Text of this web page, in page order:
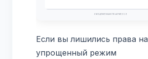
Если вы лишились права на
упрощенный режим